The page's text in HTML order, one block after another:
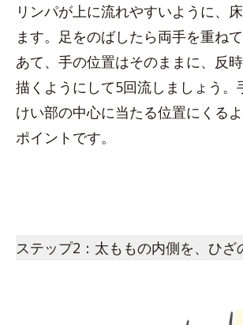
リンパが上に流れやすいように、
ます。足をのばしたら両手を重ね
あて、手の位置はそのままに、反
描くようにして5回流しましょう。
けい部の中心に当たる位置にくる
ポイントです。
ステップ2：太ももの内側を、ひざ